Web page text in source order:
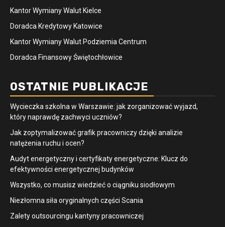
Kantor Wymiany Walut Kielce
Doradca Kredytowy Katowice
Kantor Wymiany Walut Podziemia Centrum
Doradca Finansowy Świętochłowice
OSTATNIE PUBLIKACJE
Wycieczka szkolna w Warszawie: jak zorganizować wyjazd,
który naprawdę zachwyci uczniów?
Jak zoptymalizować grafik pracowniczy dzięki analizie
natężenia ruchu i ocen?
Audyt energetyczny i certyfikaty energetyczne: Klucz do
efektywności energetycznej budynków
Wszystko, co musisz wiedzieć o ciągniku siodłowym
Niezłomna siła oryginalnych części Scania
Zalety outsourcingu kantyny pracowniczej